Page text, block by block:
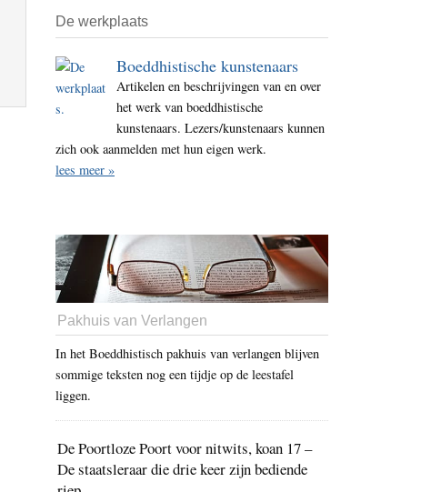
De werkplaats
Boeddhistische kunstenaars
Artikelen en beschrijvingen van en over
het werk van boeddhistische
kunstenaars. Lezers/kunstenaars kunnen
zich ook aanmelden met hun eigen werk.
lees meer »
Pakhuis van Verlangen
In het Boeddhistisch pakhuis van verlangen blijven
sommige teksten nog een tijdje op de leestafel
liggen.
De Poortloze Poort voor nitwits, koan 17 –
De staatsleraar die drie keer zijn bediende